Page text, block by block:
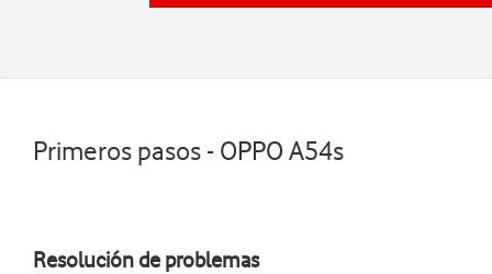
Primeros pasos - OPPO A54s
Resolución de problemas